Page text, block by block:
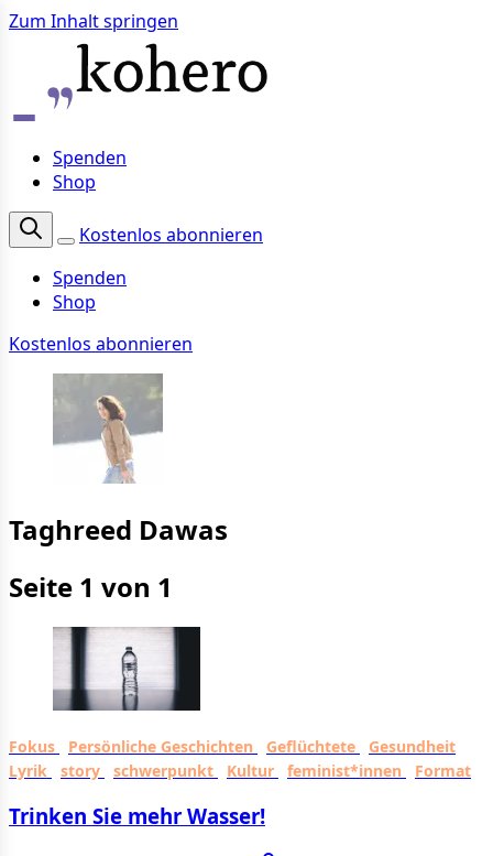
Zum Inhalt springen
Spenden
Shop
Kostenlos abonnieren
Spenden
Shop
Kostenlos abonnieren
Taghreed Dawas
Seite 1 von 1
Fokus Persönliche Geschichten Geflüchtete
Gesundheit
Lyrik
story schwerpunkt Kultur feminist*innen Format
Trinken Sie mehr Wasser!